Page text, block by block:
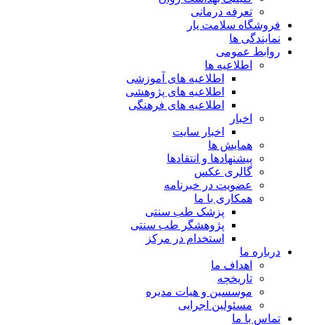
تعرفه درمانی
فروشگاه سلامت یار
نمایندگی ها
روابط عمومی
اطلاعیه ها
اطلاعیه های آموزشی
اطلاعیه های پژوهشی
اطلاعیه های فرهنگی
اخبار
اخبار سایت
همایش ها
پیشنهادها و انتقادها
گالری عکس
عضویت در خبرنامه
همکاری با ما
پزشک طب سنتی
پژوهشگر طب سنتی
استخدام در مرکز
درباره ما
اهداف ما
تاریخچه
موسسین و هیات مدیره
مسئولین اجرایی
تماس با ما